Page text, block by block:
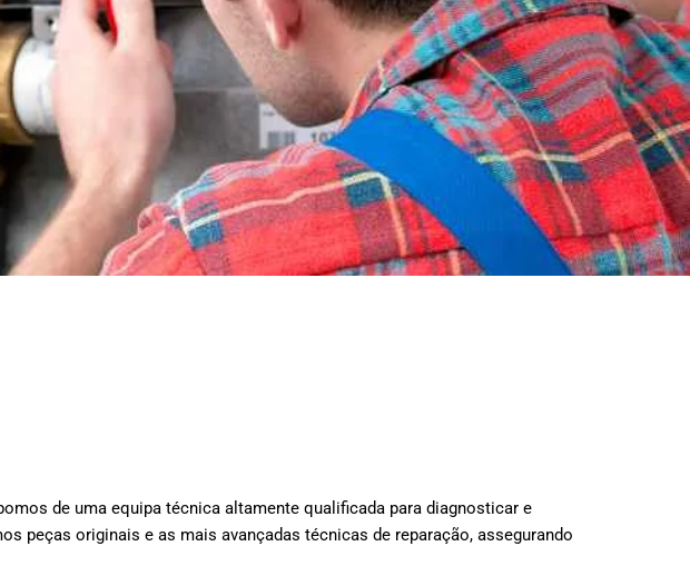
de uma equipa técnica altamente qualificada para diagnosticar e
peças originais e as mais avançadas técnicas de reparação, assegurando